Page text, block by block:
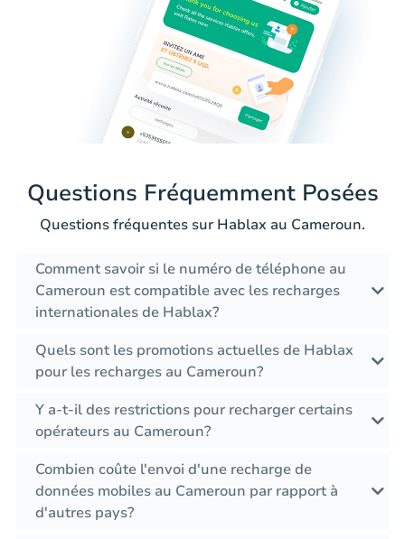
Questions Fréquemment Posées
Questions fréquentes sur Hablax au Cameroun.
Comment savoir si le numéro de téléphone au
Cameroun est compatible avec les recharges
internationales de Hablax?
Quels sont les promotions actuelles de Hablax
pour les recharges au Cameroun?
Y a-t-il des restrictions pour recharger certains
opérateurs au Cameroun?
Combien coûte l'envoi d'une recharge de
données mobiles au Cameroun par rapport à
d'autres pays?